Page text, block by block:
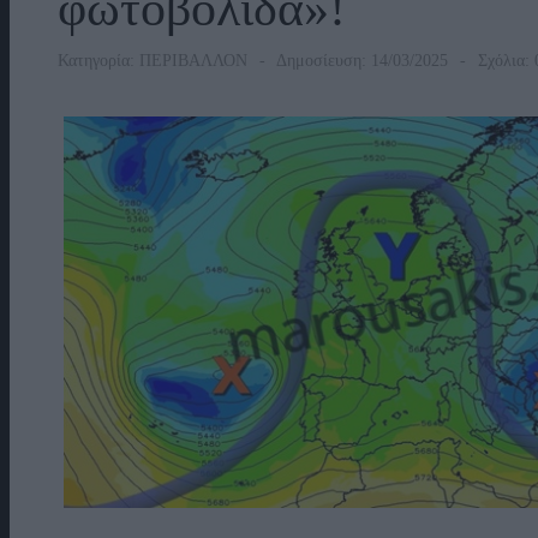
Κατηγορία: ΠΕΡΙΒΑΛΛΟΝ Δημοσίευση: 14/03/2025 Σχόλια: